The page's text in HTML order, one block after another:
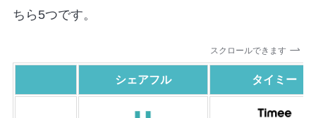
ちら5つです。
スクロールできます
シェアフル タイミー